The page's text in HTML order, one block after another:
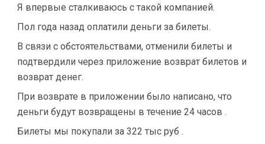
Я впервые сталкиваюсь с такой компанией.
Пол года назад оплатили деньги за билеты.
В связи с обстоятельствами, отменили билеты и
подтвердили через приложение возврат билетов и
возврат денег.
При возврате в приложении было написано, что
деньги будут возвращены в течение 24 часов .
Билеты мы покупали за 322 тыс руб .